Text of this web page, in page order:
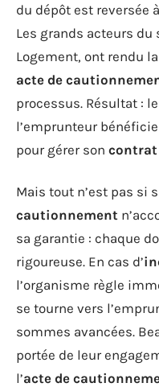
du dépôt est reversée
Les grands acteurs
Logement, ont rendu
acte de
processus. Résultat :
l’emprunteur
pour gérer son contrat
Mais tout n’est pas si
cautionnement
sa garantie : chaque
rigoureuse. En cas d’
l’organisme règle
se tourne vers
sommes avancées.
portée de leur
l’acte de